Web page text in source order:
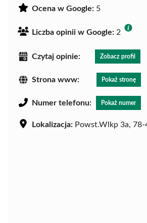
Ocena w Google: 5
Liczba opinii w Google: 2
Czytaj opinie: Zobacz profil
Strona www: Pokaż stronę
Numer telefonu: Pokaż numer
Lokalizacja: Powst.Wlkp 3a, 78-